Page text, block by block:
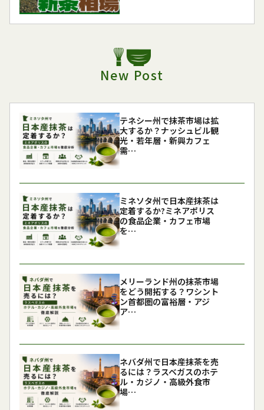
New Post
テネシー州で抹茶市場は拡
大するか？ナッシュビル観
光・若年層・新興カフェ
需…
ミネソタ州で日本産抹茶は
定着するか?ミネアポリス
の食品企業・カフェ市場
を…
メリーランド州の抹茶市場
をどう開拓する？ワシント
ン首都圏の富裕層・アジ
ア…
ネバダ州で日本産抹茶を売
るには？ラスベガスのホテ
ル・カジノ・高級外食市
場…